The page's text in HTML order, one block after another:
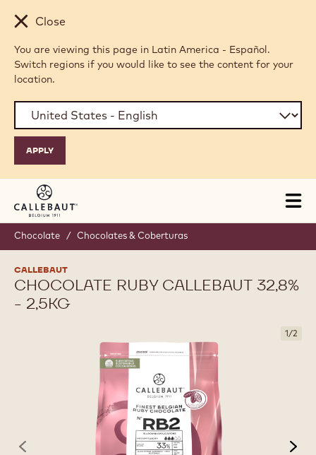
Skip to main content
Close
You are viewing this page in Latin America - Español.
Switch regions if you would like to see the content for your
location.
Chocolate / Chocolates & Coberturas
CALLEBAUT
CHOCOLATE RUBY CALLEBAUT 32,8%
- 2,5KG
1/2